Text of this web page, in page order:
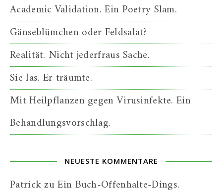
Academic Validation. Ein Poetry Slam.
Gänseblümchen oder Feldsalat?
Realität. Nicht jederfraus Sache.
Sie las. Er träumte.
Mit Heilpflanzen gegen Virusinfekte. Ein
Behandlungsvorschlag.
NEUESTE KOMMENTARE
PatrickzuEin Buch-Offenhalte-Dings.